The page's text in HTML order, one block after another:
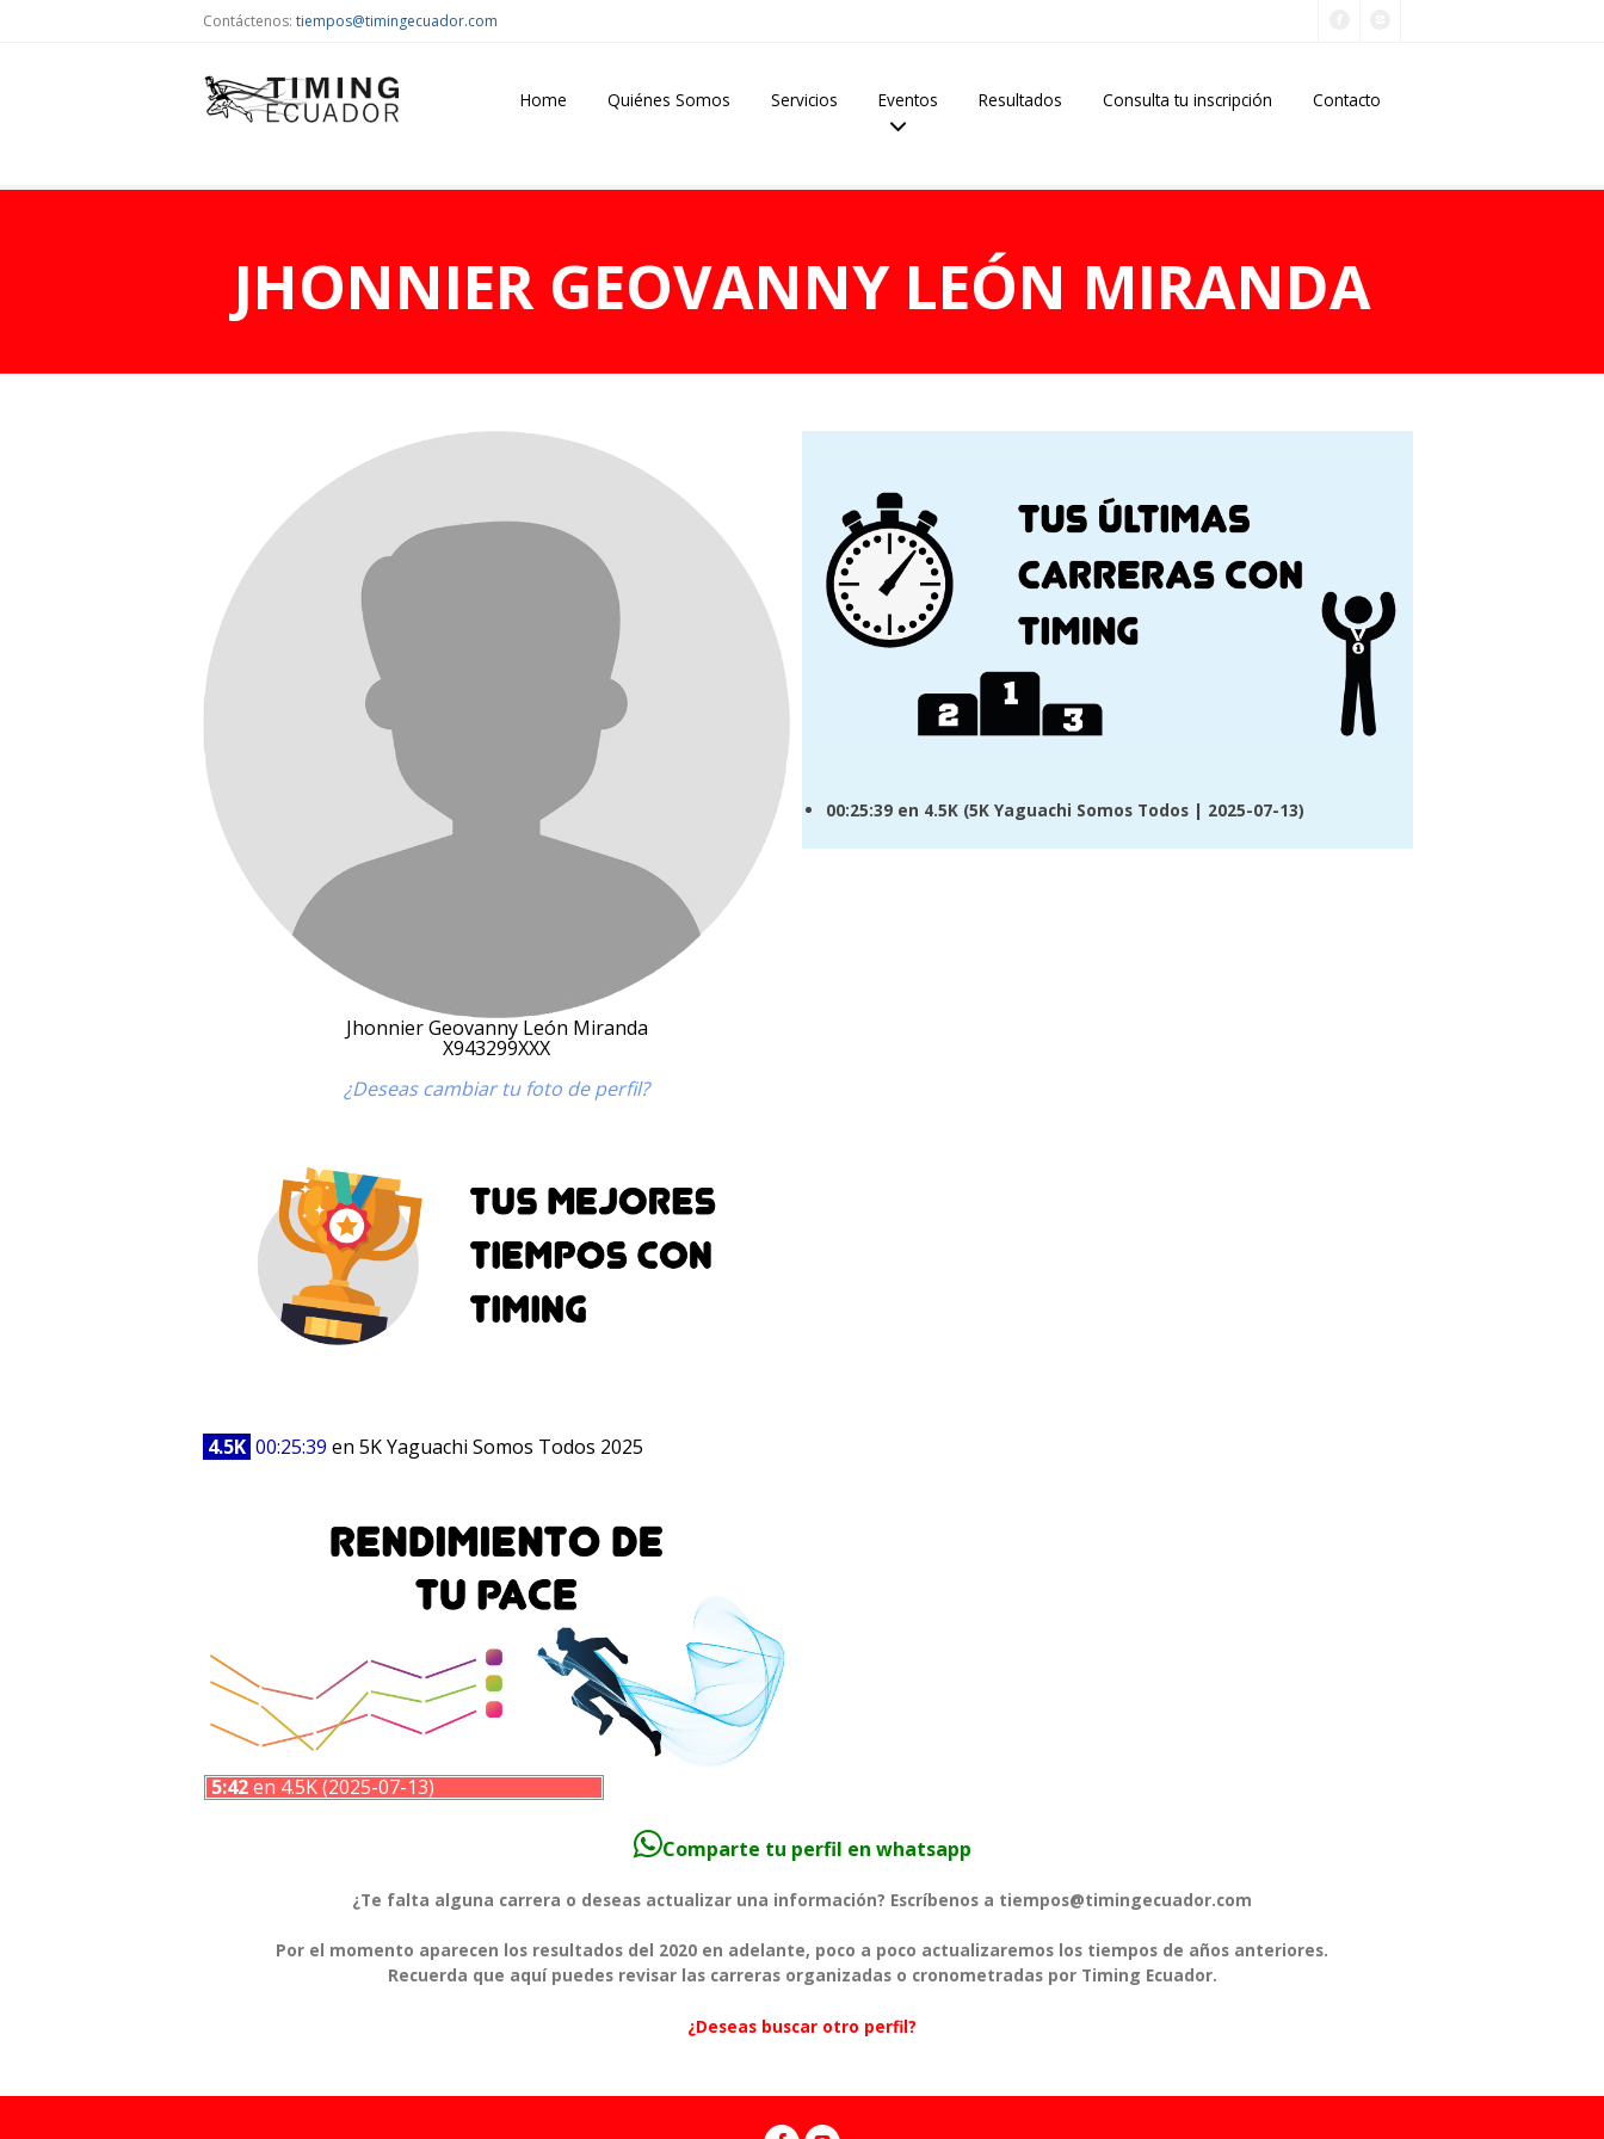
Contáctenos: tiempos@timingecuador.com
Home Quiénes Somos Servicios Eventos Resultados Consulta tu inscripción Contacto
JHONNIER GEOVANNY LEÓN MIRANDA
Jhonnier Geovanny León Miranda
X943299XXX
¿Deseas cambiar tu foto de perfil?
4.5K 00:25:39 en 5K Yaguachi Somos Todos 2025
5:42en 4.5K (2025-07-13)
00:25:39 en 4.5K (5K Yaguachi Somos Todos | 2025-07-13)
Comparte tu perfil en whatsapp
¿Te falta alguna carrera o deseas actualizar una información? Escríbenos a tiempos@timingecuador.com
Por el momento aparecen los resultados del 2020 en adelante, poco a poco actualizaremos los tiempos de años anteriores.
Recuerda que aquí puedes revisar las carreras organizadas o cronometradas por Timing Ecuador.
¿Deseas buscar otro perfil?